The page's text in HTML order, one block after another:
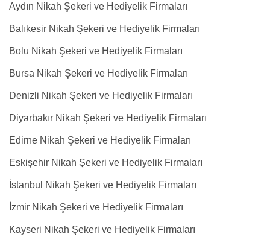
Aydın Nikah Şekeri ve Hediyelik Firmaları
Balıkesir Nikah Şekeri ve Hediyelik Firmaları
Bolu Nikah Şekeri ve Hediyelik Firmaları
Bursa Nikah Şekeri ve Hediyelik Firmaları
Denizli Nikah Şekeri ve Hediyelik Firmaları
Diyarbakır Nikah Şekeri ve Hediyelik Firmaları
Edirne Nikah Şekeri ve Hediyelik Firmaları
Eskişehir Nikah Şekeri ve Hediyelik Firmaları
İstanbul Nikah Şekeri ve Hediyelik Firmaları
İzmir Nikah Şekeri ve Hediyelik Firmaları
Kayseri Nikah Şekeri ve Hediyelik Firmaları